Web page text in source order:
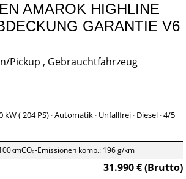
AMAROK HIGHLINE
GARANTIE V6
Pickup , Gebrauchtfahrzeug
kW ( 204 PS) · Automatik · Unfallfrei · Diesel · 4/5
CO₂-Emissionen komb.: 196 g/km
31.990 € (Brutto)